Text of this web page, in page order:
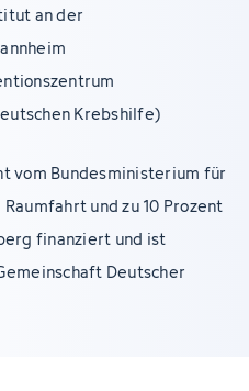
an der
Krebshilfe)
vom Bundesministerium für
und zu 10 Prozent
finanziert und ist
Deutscher